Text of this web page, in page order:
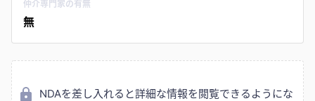
仲介専門家の有無
無
NDAを差し入れると詳細な情報を閲覧できるようにな